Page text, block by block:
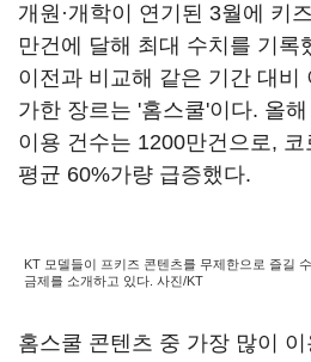
개원·개학이 연기된 3월에 키
만건에 달해 최대 수치를 기록
이전과 비교해 같은 기간 대비
가한 장르는 '홈스쿨'이다. 올
이용 건수는 1200만건으로,
평균 60%가량 급증했다.
KT 모델들이 프키즈 콘텐츠를 무제한으로 즐길
금제를 소개하고 있다. 사진/KT
홈스쿨 콘텐츠 중 가장 많이